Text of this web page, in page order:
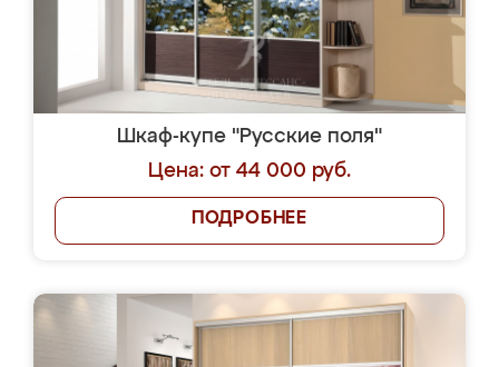
Шкаф-купе "Русские поля"
Цена: от 44 000 руб.
ПОДРОБНЕЕ